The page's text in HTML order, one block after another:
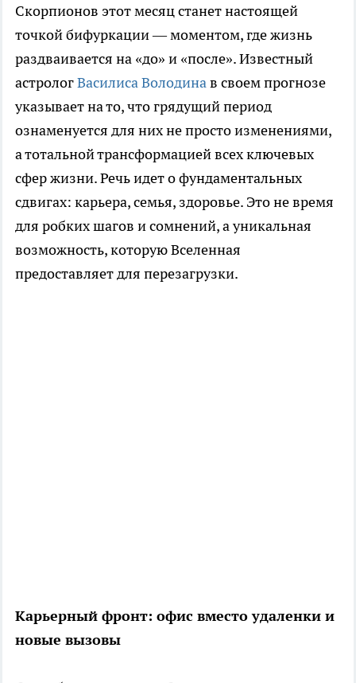
Скорпионов этот месяц станет настоящей
точкой бифуркации — моментом, где жизнь
раздваивается на «до» и «после». Известный
астрологВасилиса Володинав своем прогнозе
указывает на то, что грядущий период
ознаменуется для них не просто изменениями,
а тотальной трансформацией всех ключевых
сфер жизни. Речь идет о фундаментальных
сдвигах: карьера, семья, здоровье. Это не время
для робких шагов и сомнений, а уникальная
возможность, которую Вселенная
предоставляет для перезагрузки.
Карьерный фронт: офис вместо удаленки и
новые вызовы